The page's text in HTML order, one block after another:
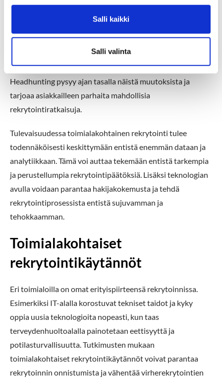
t
Salli kaikki
Salli valinta
Toimialakohtainen rekrytointi on kehittymässä jatkuvasti.
Teknologian kehitys ja muuttuvat työmarkkinat asettavat
uusia vaatimuksia rekrytointiprosessille. Target
Headhunting pysyy ajan tasalla näistä muutoksista ja
tarjoaa asiakkailleen parhaita mahdollisia
rekrytointiratkaisuja.
Tulevaisuudessa toimialakohtainen rekrytointi tulee
todennäköisesti keskittymään entistä enemmän dataan ja
analytiikkaan. Tämä voi auttaa tekemään entistä tarkempia
ja perustellumpia rekrytointipäätöksiä. Lisäksi teknologian
avulla voidaan parantaa hakijakokemusta ja tehdä
rekrytointiprosessista entistä sujuvamman ja
tehokkaamman.
Toimialakohtaiset
rekrytointikäytännöt
Eri toimialoilla on omat erityispiirteensä rekrytoinnissa.
Esimerkiksi IT-alalla korostuvat tekniset taidot ja kyky
oppia uusia teknologioita nopeasti, kun taas
terveydenhuoltoalalla painotetaan eettisyyttä ja
potilasturvallisuutta. Tutkimusten mukaan
toimialakohtaiset rekrytointikäytännöt voivat parantaa
rekrytoinnin onnistumista ja vähentää virherekrytointien